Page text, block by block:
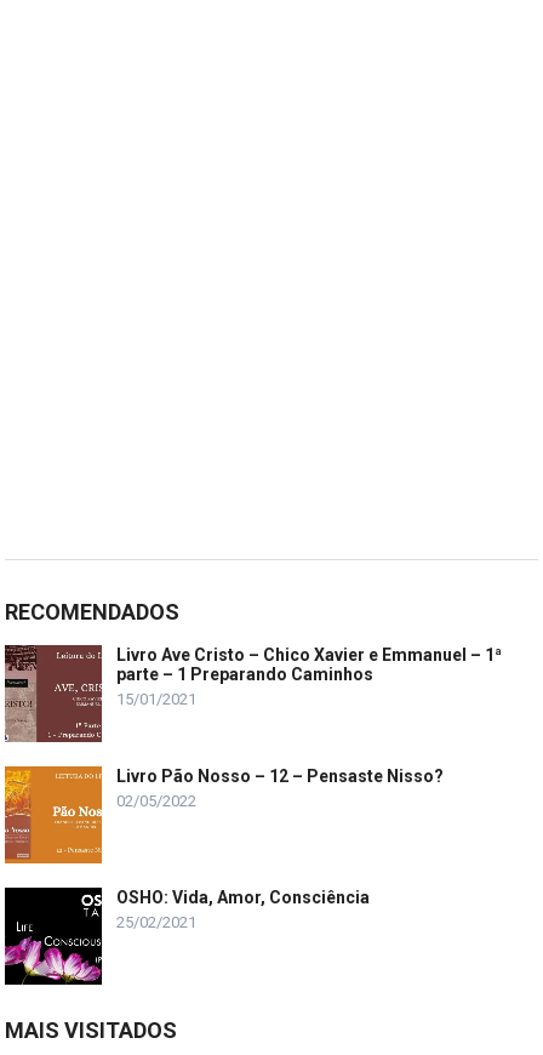
RECOMENDADOS
Livro Ave Cristo – Chico Xavier e Emmanuel – 1ª
parte – 1 Preparando Caminhos
15/01/2021
Livro Pão Nosso – 12 – Pensaste Nisso?
02/05/2022
OSHO: Vida, Amor, Consciência
25/02/2021
MAIS VISITADOS